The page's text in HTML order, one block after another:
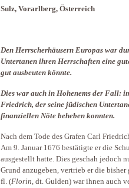
Sulz, Vorarlberg, Österreich
Den Herrscherhäusern Europas war
Untertanen ihren Herrschaften eine
gut ausbeuten könnte.
Dies war auch in Hohenems der Fall:
Friedrich, der seine jüdischen
finanziellen Nöte beheben konnten.
Nach dem Tode des Grafen Carl
Am 9. Januar 1676 bestätigte er die
ausgestellt hatte. Dies geschah jedoch
Grund anzugeben, vertrieb er die
fl. (Florin, dt. Gulden) war ihnen auch